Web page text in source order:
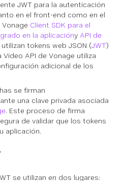
JWT para la autenticación
en el front-end como en el
Client SDK para el
en la aplicacióny API de
tokens web JSON (JWT)
API de Vonage utiliza
adicional de los
se firman
una clave privada asociada
. Este proceso de firma
de validar que los tokens
aplicación.
se utilizan en dos lugares: